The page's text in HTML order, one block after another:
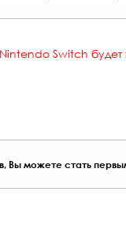
Switch будет
Вы можете стать